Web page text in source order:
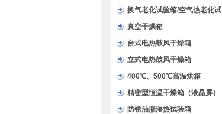
换气老化试验箱/空气热老化试
验箱
真空干燥箱
台式电热鼓风干燥箱
立式电热鼓风干燥箱
400℃、500℃高温烘箱
精密型恒温干燥箱（液晶屏）
防锈油脂湿热试验箱